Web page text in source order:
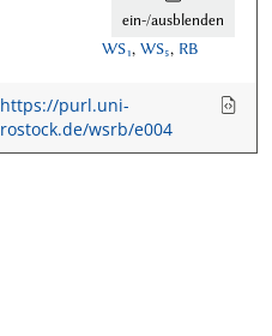
ein-/ausblenden
WS₁, WS₅, RB
https://purl.uni-
rostock.de/wsrb/e004